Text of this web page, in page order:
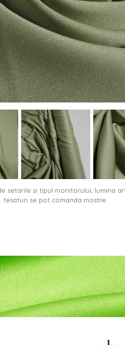
setarile si tipul monitorului, lumina
tesaturi se pot comanda mostre